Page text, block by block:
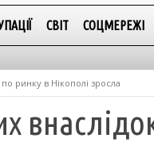
СВІТ СОЦМЕРЕЖІ
ринку в Нікополі зросла